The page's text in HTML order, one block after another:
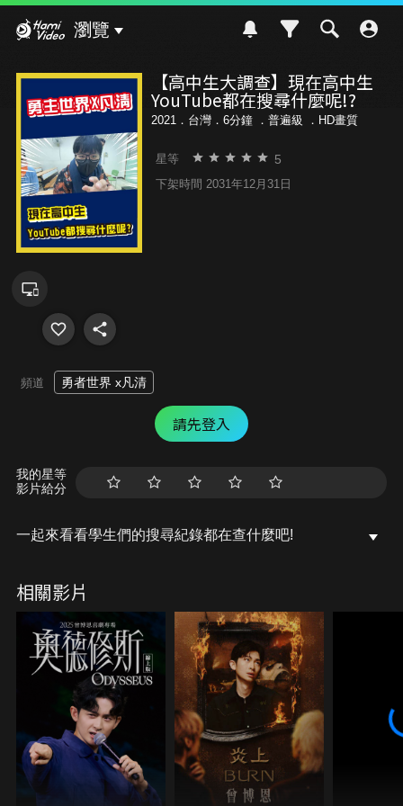
瀏覽
【高中生大調查】現在高中生
YouTube都在搜尋什麼呢!?
2021．台灣．6分鐘 ． 普遍級 ．HD畫質
星等 5
下架時間 2031年12月31日
頻道 勇者世界 x凡清
請先登入
我的星等
影片給分
一起來看看學生們的搜尋紀錄都在查什麼吧!
相關影片